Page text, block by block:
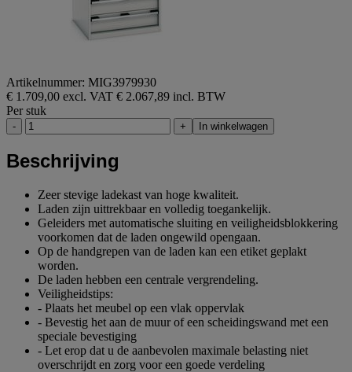
Artikelnummer: MIG3979930
€ 1.709,00 excl. VAT € 2.067,89 incl. BTW
Per stuk
- + In winkelwagen
Beschrijving
Zeer stevige ladekast van hoge kwaliteit.
Laden zijn uittrekbaar en volledig toegankelijk.
Geleiders met automatische sluiting en veiligheidsblokkering
voorkomen dat de laden ongewild opengaan.
Op de handgrepen van de laden kan een etiket geplakt
worden.
De laden hebben een centrale vergrendeling.
Veiligheidstips:
- Plaats het meubel op een vlak oppervlak
- Bevestig het aan de muur of een scheidingswand met een
speciale bevestiging
- Let erop dat u de aanbevolen maximale belasting niet
overschrijdt en zorg voor een goede verdeling